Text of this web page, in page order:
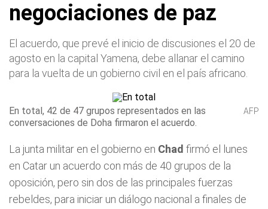
negociaciones de paz
El acuerdo, que prevé el inicio de discusiones el 20 de
agosto en la capital Yamena, debe allanar el camino
para la vuelta de un gobierno civil en el país africano.
En total, 42 de 47 grupos representados en las
conversaciones de Doha firmaron el acuerdo.
AFP
La junta militar en el gobierno en Chad firmó el lunes
en Catar un acuerdo con más de 40 grupos de la
oposición, pero sin dos de las principales fuerzas
rebeldes, para iniciar un diálogo nacional a finales de